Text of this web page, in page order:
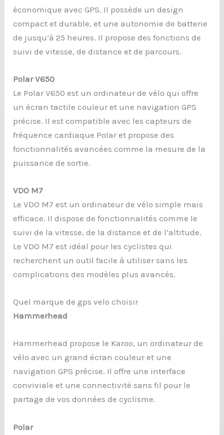
économique avec GPS. Il possède un design
compact et durable, et une autonomie de batterie
de jusqu’à 25 heures. Il propose des fonctions de
suivi de vitesse, de distance et de parcours.
Polar V650
Le Polar V650 est un ordinateur de vélo qui offre
un écran tactile couleur et une navigation GPS
précise. Il est compatible avec les capteurs de
fréquence cardiaque Polar et propose des
fonctionnalités avancées comme la mesure de la
puissance de sortie.
VDO M7
Le VDO M7 est un ordinateur de vélo simple mais
efficace. Il dispose de fonctionnalités comme le
suivi de la vitesse, de la distance et de l’altitude.
Le VDO M7 est idéal pour les cyclistes qui
recherchent un outil facile à utiliser sans les
complications des modèles plus avancés.
Quel marque de gps velo choisir
Hammerhead
Hammerhead propose le Karoo, un ordinateur de
vélo avec un grand écran couleur et une
navigation GPS précise. Il offre une interface
conviviale et une connectivité sans fil pour le
partage de vos données de cyclisme.
Polar